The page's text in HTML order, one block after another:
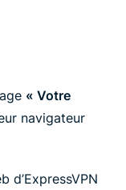
« Votre
navigateur
d’ExpressVPN